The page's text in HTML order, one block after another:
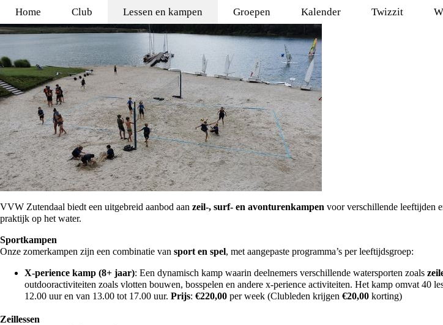
Home Club Lessen en kampen Groepen Kalender Twizzit
VVW Zutendaal biedt een uitgebreid aanbod aan zeil-, surf- en avonturenkampen voor verschillende leeftijden
praktijk op het water.
Sportkampen
Onze zomerkampen zijn een combinatie van sport en spel, met aangepaste programma’s per leeftijdsgroep:
X-perience kamp (8+ jaar): Een dynamisch kamp waarin deelnemers verschillende watersporten zoals
outdooractiviteiten zoals vlotten bouwen, bosspelen en andere x-perience activiteiten. Het kamp omvat 40
12.00 uur en van 13.00 tot 17.00 uur. Prijs: €220,00 per week (Clubleden krijgen €20,00 korting)
Zeillessen